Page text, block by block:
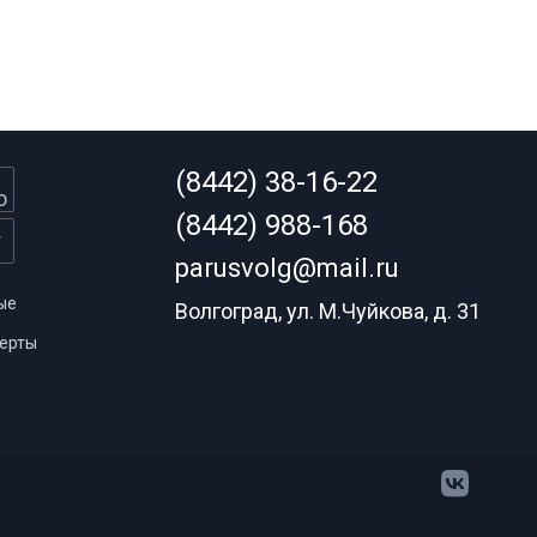
(8442) 38-16-22
(8442) 988-168
parusvolg@mail.ru
Волгоград, ул. М.Чуйкова, д. 31